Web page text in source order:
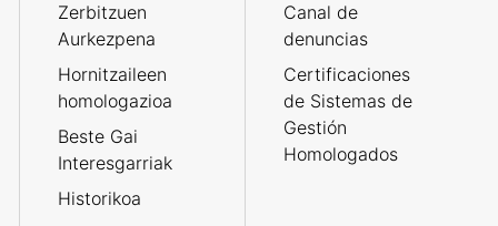
Zerbitzuen
Aurkezpena
Hornitzaileen
homologazioa
Beste Gai
Interesgarriak
Historikoa
Canal de
denuncias
Certificaciones
de Sistemas de
Gestión
Homologados